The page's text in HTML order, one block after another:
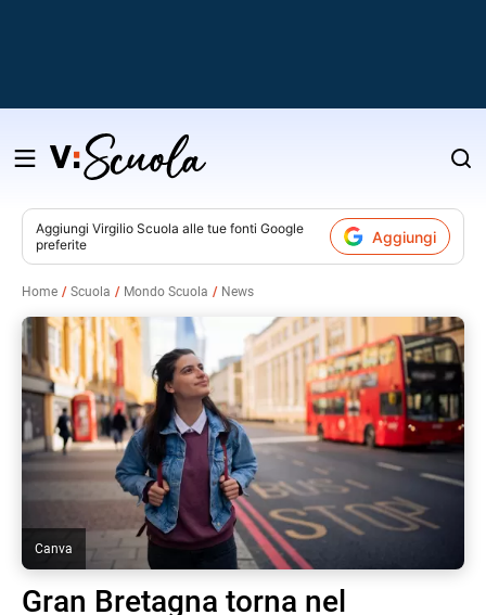
Salta
contenuto
Aggiungi Virgilio Scuola alle tue fonti Google
preferite
Aggiungi
Home Scuola Mondo Scuola News
Canva
Gran Bretagna torna nel